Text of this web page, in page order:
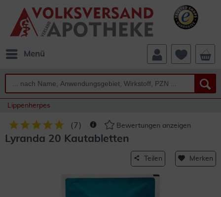
Menü
Lippenherpes
( 7 ) Bewertungen anzeigen
Lyranda 20 Kautabletten
Teilen Merken